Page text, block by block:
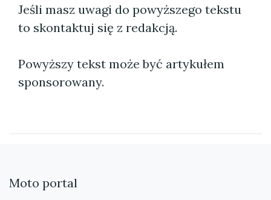
Jeśli masz uwagi do powyższego tekstu
to skontaktuj się z redakcją.
Powyższy tekst może być artykułem
sponsorowany.
Moto portal